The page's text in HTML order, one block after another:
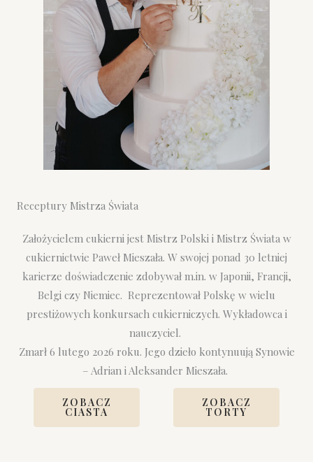
Receptury Mistrza Świata
Założycielem cukierni jest Mistrz Polski i Mistrz Świata w
cukiernictwie Paweł Mieszała. W swojej ponad 30 letniej
karierze doświadczenie zdobywał m.in. w Japonii, Francji,
Belgi czy Niemiec. Reprezentował Polskę w wielu
prestiżowych konkursach cukierniczych. Wykładowca i
nauczyciel.
Zmarł 6 lutego 2026 roku. Jego dzieło kontynuują Synowie
– Adrian i Aleksander Mieszała.
ZOBACZ
CIASTA
ZOBACZ
TORTY